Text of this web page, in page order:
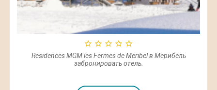
Residences MGM les Fermes de Meribel в Мерибель
забронировать отель.